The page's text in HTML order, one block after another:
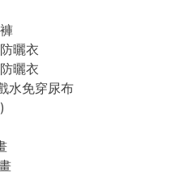
曬衣
曬衣
水免穿尿布